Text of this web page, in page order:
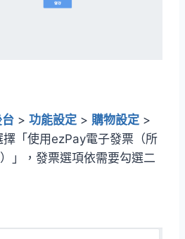
> 功能設定 > 購物設定 >
「使用ezPay電子發票（所
」，發票選項依需要勾選二